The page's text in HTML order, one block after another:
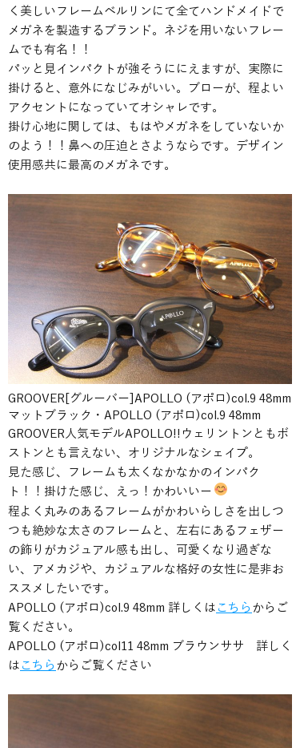
く美しいフレームベルリンにて全てハンドメイドで
メガネを製造するブランド。ネジを用いないフレー
ムでも有名！！
パッと見インパクトが強そうににえますが、実際に
掛けると、意外になじみがいい。ブローが、程よい
アクセントになっていてオシャレです。
掛け心地に関しては、もはやメガネをしていないか
のよう！！鼻への圧迫とさようならです。デザイン
使用感共に最高のメガネです。
GROOVER[グルーバー]APOLLO (アポロ)col.9 48mm
マットブラック・APOLLO (アポロ)col.9 48mm
GROOVER人気モデルAPOLLO!!ウェリントンともボ
ストンとも言えない、オリジナルなシェイプ。
見た感じ、フレームも太くなかなかのインパク
ト！！掛けた感じ、えっ！かわいいー
程よく丸みのあるフレームがかわいらしさを出しつ
つも絶妙な太さのフレームと、左右にあるフェザー
の飾りがカジュアル感も出し、可愛くなり過ぎな
い、アメカジや、カジュアルな格好の女性に是非お
ススメしたいです。
APOLLO (アポロ)col.9 48mm 詳しくは こちら からご
覧ください。
APOLLO (アポロ)col11 48mm ブラウンササ 詳しく
は こちら からご覧ください